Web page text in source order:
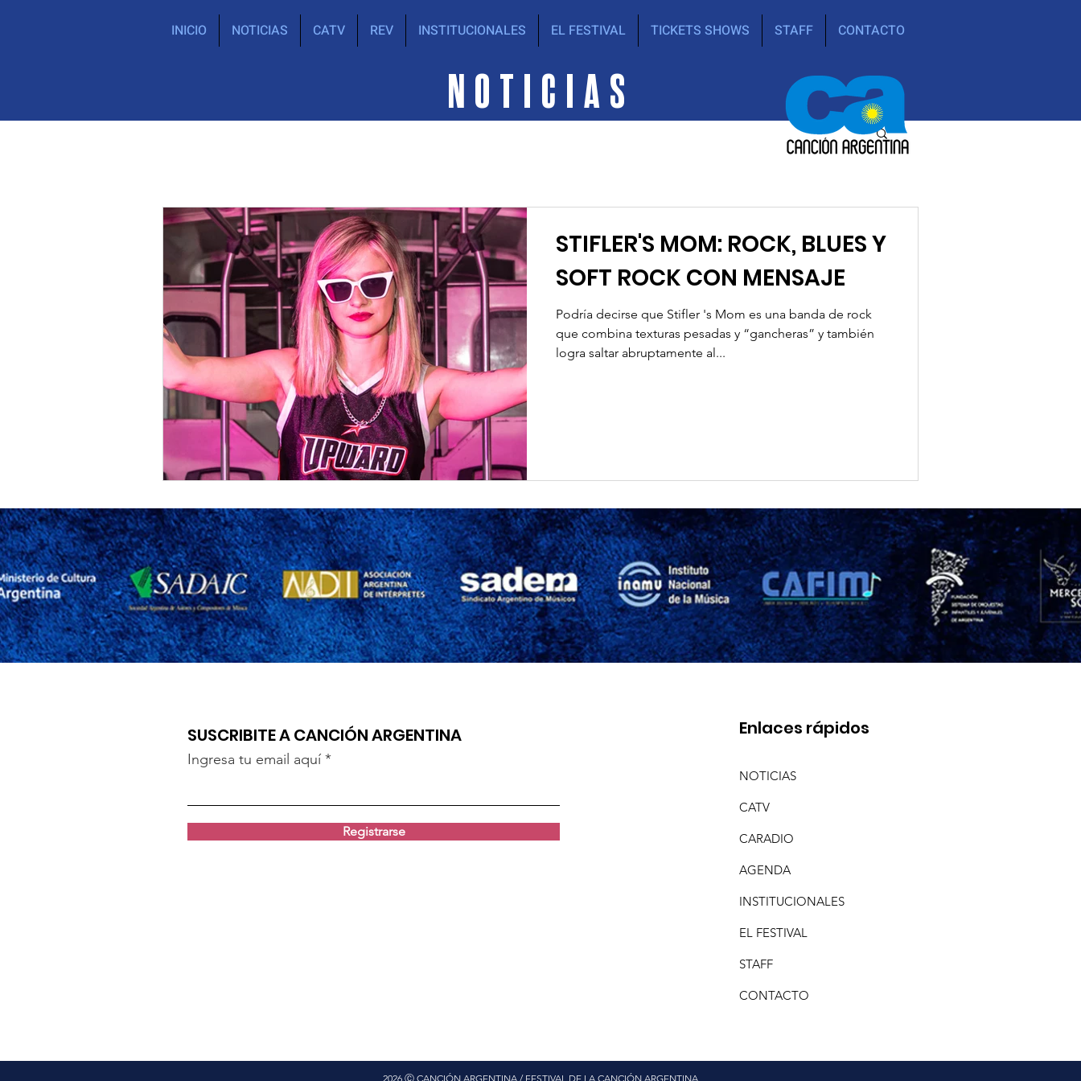
INICIO NOTICIAS CATV REV INSTITUCIONALES EL FESTIVAL TICKETS SHOWS STAFF CONTACTO
NOTICIAS
STIFLER'S MOM: ROCK, BLUES Y
SOFT ROCK CON MENSAJE
Podría decirse que Stifler 's Mom es una banda de rock
que combina texturas pesadas y “gancheras” y también
logra saltar abruptamente al...
SUSCRIBITE A CANCIÓN ARGENTINA
Ingresa tu email aquí
Registrarse
Enlaces rápidos
NOTICIAS
CATV
CARADIO
AGENDA
INSTITUCIONALES
EL FESTIVAL
STAFF
CONTACTO
2026 Ⓒ CANCIÓN ARGENTINA / FESTIVAL DE LA CANCIÓN ARGENTINA